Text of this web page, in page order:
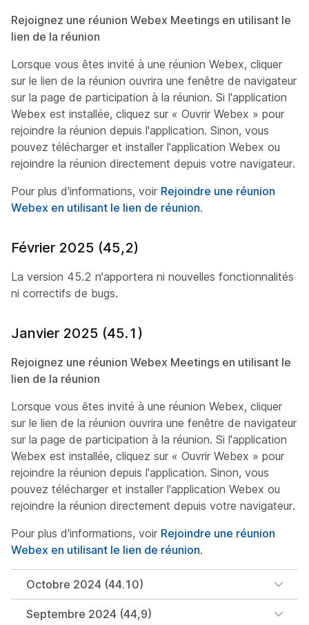
Rejoignez une réunion Webex Meetings en utilisant le
lien de la réunion
Lorsque vous êtes invité à une réunion Webex, cliquer
sur le lien de la réunion ouvrira une fenêtre de navigateur
sur la page de participation à la réunion. Si l'application
Webex est installée, cliquez sur « Ouvrir Webex » pour
rejoindre la réunion depuis l'application. Sinon, vous
pouvez télécharger et installer l'application Webex ou
rejoindre la réunion directement depuis votre navigateur.
Pour plus d'informations, voir Rejoindre une réunion
Webex en utilisant le lien de réunion.
Février 2025 (45,2)
La version 45.2 n'apportera ni nouvelles fonctionnalités
ni correctifs de bugs.
Janvier 2025 (45.1)
Rejoignez une réunion Webex Meetings en utilisant le
lien de la réunion
Lorsque vous êtes invité à une réunion Webex, cliquer
sur le lien de la réunion ouvrira une fenêtre de navigateur
sur la page de participation à la réunion. Si l'application
Webex est installée, cliquez sur « Ouvrir Webex » pour
rejoindre la réunion depuis l'application. Sinon, vous
pouvez télécharger et installer l'application Webex ou
rejoindre la réunion directement depuis votre navigateur.
Pour plus d'informations, voir Rejoindre une réunion
Webex en utilisant le lien de réunion.
Octobre 2024 (44.10)
Septembre 2024 (44,9)